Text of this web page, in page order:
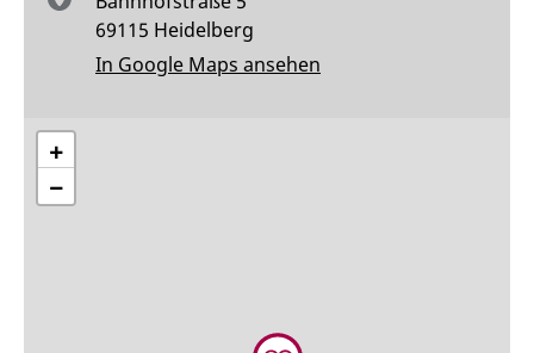
69115 Heidelberg
In Google Maps ansehen
+
−